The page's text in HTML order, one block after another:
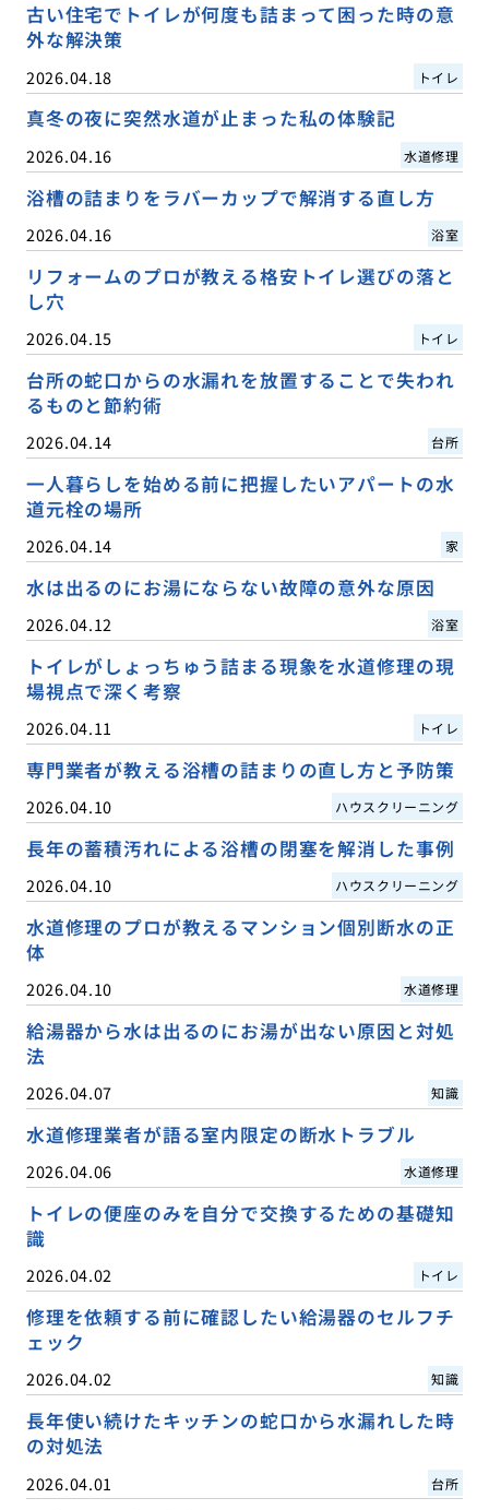
古い住宅でトイレが何度も詰まって困った時の意
外な解決策
2026.04.18 トイレ
真冬の夜に突然水道が止まった私の体験記
2026.04.16 水道修理
浴槽の詰まりをラバーカップで解消する直し方
2026.04.16 浴室
リフォームのプロが教える格安トイレ選びの落と
し穴
2026.04.15 トイレ
台所の蛇口からの水漏れを放置することで失われ
るものと節約術
2026.04.14 台所
一人暮らしを始める前に把握したいアパートの水
道元栓の場所
2026.04.14 家
水は出るのにお湯にならない故障の意外な原因
2026.04.12 浴室
トイレがしょっちゅう詰まる現象を水道修理の現
場視点で深く考察
2026.04.11 トイレ
専門業者が教える浴槽の詰まりの直し方と予防策
2026.04.10 ハウスクリーニング
長年の蓄積汚れによる浴槽の閉塞を解消した事例
2026.04.10 ハウスクリーニング
水道修理のプロが教えるマンション個別断水の正
体
2026.04.10 水道修理
給湯器から水は出るのにお湯が出ない原因と対処
法
2026.04.07 知識
水道修理業者が語る室内限定の断水トラブル
2026.04.06 水道修理
トイレの便座のみを自分で交換するための基礎知
識
2026.04.02 トイレ
修理を依頼する前に確認したい給湯器のセルフチ
ェック
2026.04.02 知識
長年使い続けたキッチンの蛇口から水漏れした時
の対処法
2026.04.01 台所